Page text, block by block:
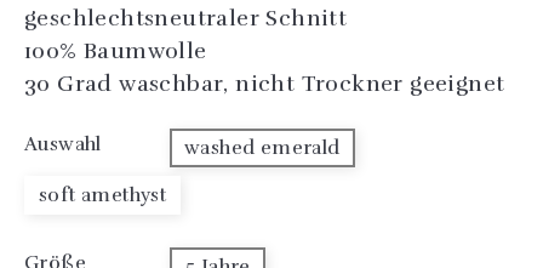
geschlechtsneutraler Schnitt
100% Baumwolle
30 Grad waschbar, nicht Trockner geeignet
Auswahl
washed emerald
soft amethyst
Größe